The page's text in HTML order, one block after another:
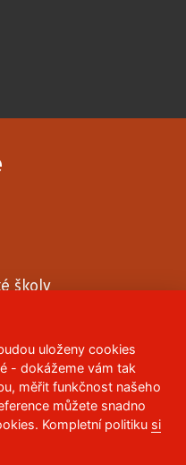
školy
situacích
potřebami
liŠAJ
uloženy cookies
- dokážeme vám tak
měřit funkčnost našeho
můžete snadno
Kompletní politiku si